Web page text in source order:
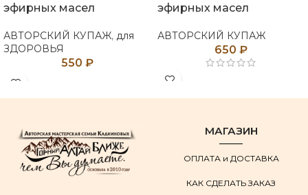
эфирных масел
АВТОРСКИЙ КУПАЖ, для
ЗДОРОВЬЯ
550 ₽
эфирных масел
АВТОРСКИЙ КУПАЖ
650 ₽
МАГАЗИН
ОПЛАТА и ДОСТАВКА
КАК СДЕЛАТЬ ЗАКАЗ